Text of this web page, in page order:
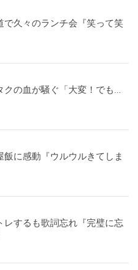
で久々のランチ会『笑って笑
の血が騒ぐ「大変！でも…
飯に感動『ウルウルきてしま
レするも歌詞忘れ『完璧に忘